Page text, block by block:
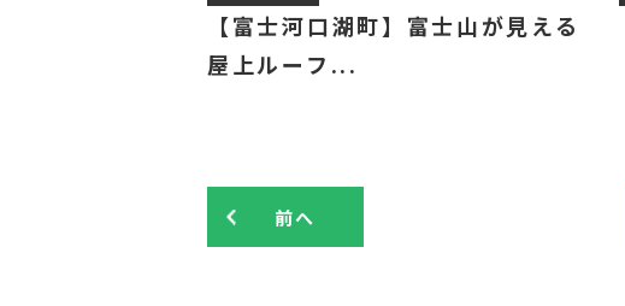
【富士河口湖町】富士山が見える
屋上ルーフ...
前へ